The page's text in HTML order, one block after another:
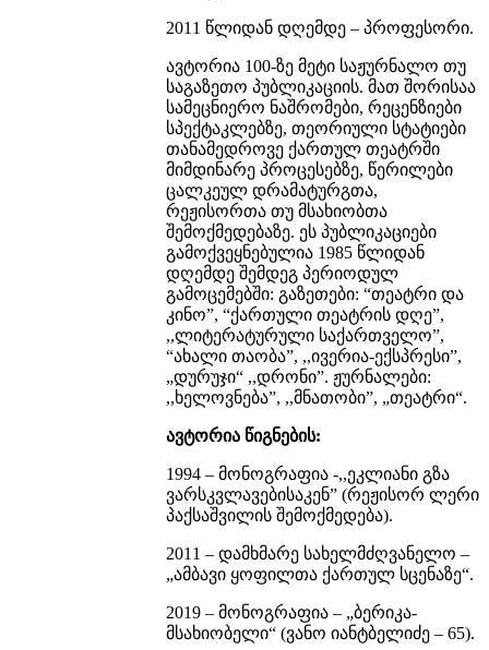
2011 წლიდან დღემდე – პროფესორი.
ავტორია 100-ზე მეტი საჟურნალო თუ
საგაზეთო პუბლიკაციის. მათ შორისაა
სამეცნიერო ნაშრომები, რეცენზიები
სპექტაკლებზე, თეორიული სტატიები
თანამედროვე ქართულ თეატრში
მიმდინარე პროცესებზე, წერილები
ცალკეულ დრამატურგთა,
რეჟისორთა თუ მსახიობთა
შემოქმედებაზე. ეს პუბლიკაციები
გამოქვეყნებულია 1985 წლიდან
დღემდე შემდეგ პერიოდულ
გამოცემებში: გაზეთები: “თეატრი და
კინო”, “ქართული თეატრის დღე”,
,,ლიტერატურული საქართველო”,
“ახალი თაობა”, ,,ივერია-ექსპრესი”,
„დურუჯი“ ,,დრონი”. ჟურნალები:
,,ხელოვნება”, ,,მნათობი”, „თეატრი“.
ავტორია წიგნების:
1994 – მონოგრაფია -,,ეკლიანი გზა
ვარსკვლავებისაკენ” (რეჟისორ ლერი
პაქსაშვილის შემოქმედება).
2011 – დამხმარე სახელმძღვანელო –
„ამბავი ყოფილთა ქართულ სცენაზე“.
2019 – მონოგრაფია – „ბერიკა-
მსახიობელი“ (ვანო იანტბელიძე – 65).